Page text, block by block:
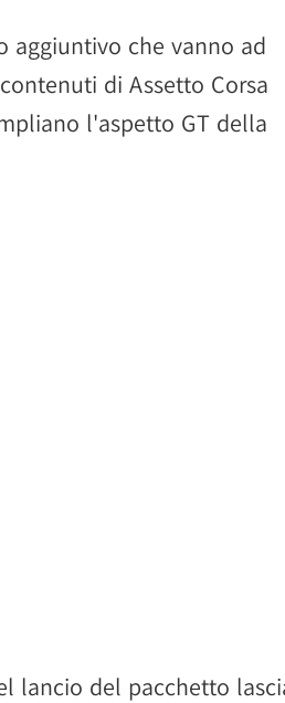
aggiuntivo che vanno ad
di Assetto Corsa
l'aspetto GT della
lancio del pacchetto